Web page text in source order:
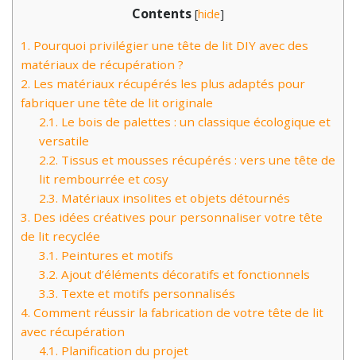
Contents [hide]
1. Pourquoi privilégier une tête de lit DIY avec des
matériaux de récupération ?
2. Les matériaux récupérés les plus adaptés pour
fabriquer une tête de lit originale
2.1. Le bois de palettes : un classique écologique et
versatile
2.2. Tissus et mousses récupérés : vers une tête de
lit rembourrée et cosy
2.3. Matériaux insolites et objets détournés
3. Des idées créatives pour personnaliser votre tête
de lit recyclée
3.1. Peintures et motifs
3.2. Ajout d’éléments décoratifs et fonctionnels
3.3. Texte et motifs personnalisés
4. Comment réussir la fabrication de votre tête de lit
avec récupération
4.1. Planification du projet